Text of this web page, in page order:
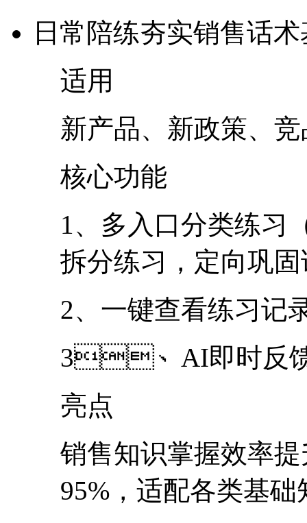
日常陪练夯实销售话
适用
新产品、新政策
核心功能
1、多入口分类练
拆分练习，定向巩
2、一键查看练习
3、AI即时反馈
亮点
销售知识掌握效率
95%，适配各类基